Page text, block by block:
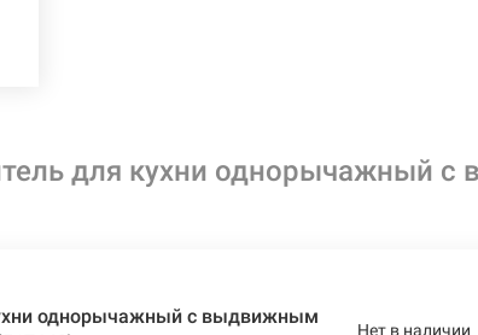
для кухни однорычажный
однорычажный с выдвижным
Нет в наличии